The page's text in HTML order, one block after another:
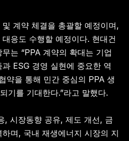
계약 체결을 총괄할 예정이며,
응도 수행할 예정이다. 현대건
는 “PPA 계약의 확대는 기업
ESG 경영 실현에 중요한 역
약을 통해 민간 중심의 PPA 생
기를 기대한다.”라고 말했다.
, 시장동향 공유, 제도 개선, 금
며, 국내 재생에너지 시장의 지